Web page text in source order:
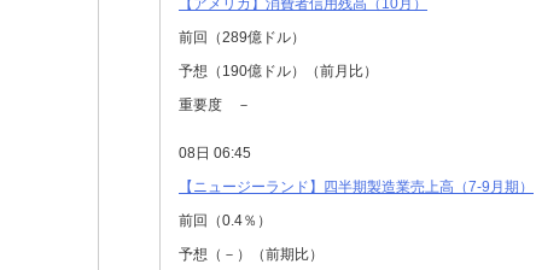
【アメリカ】消費者信用残高（10月）
前回（289億ドル）
予想（190億ドル）（前月比）
重要度 －
08日 06:45
【ニュージーランド】四半期製造業売上高（7-9月期）
前回（0.4％）
予想（－）（前期比）